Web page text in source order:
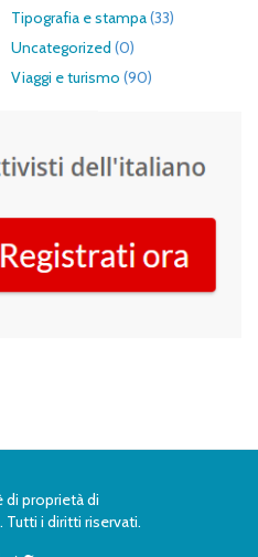
Tipografia e stampa(33)
Uncategorized (0)
Viaggi e turismo (90)
di proprietà di
i diritti riservati.